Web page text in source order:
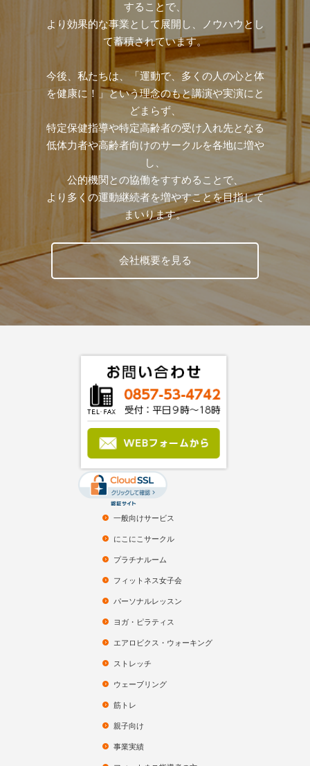
することで、
より効果的な事業として展開し、ノウハウとし
て蓄積されています。
今後、私たちは、「運動で、多くの人の心と体
を健康に！」という理念のもと講演や実演にと
どまらず、
特定保健指導や特定高齢者の受け入れ先となる
低体力者や高齢者向けのサークルを各地に増や
し、
公的機関との協働をすすめることで、
より多くの運動継続者を増やすことを目指して
まいります。
会社概要を見る
一般向けサービス
にこにこサークル
プラチナルーム
フィットネス女子会
パーソナルレッスン
ヨガ・ピラティス
エアロビクス・ウォーキング
ストレッチ
ウェーブリング
筋トレ
親子向け
事業実績